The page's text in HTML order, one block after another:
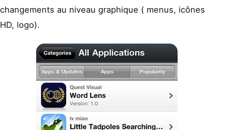
changements au niveau graphique ( menus, icônes
HD, logo).